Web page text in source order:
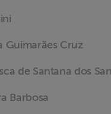
Guimarães Cruz
de Santana dos
Barbosa